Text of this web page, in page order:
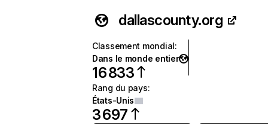
dallascounty.org
Classement mondial:
Dans le monde entier
16 833
Rang du pays:
États-Unis
3 697